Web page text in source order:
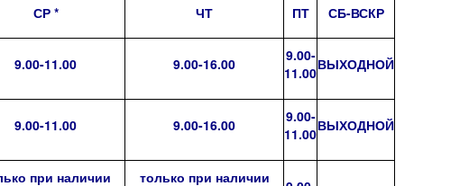
СР * ЧТ ПТ СБ-ВСКР
9.00-11.00 9.00-16.00
9.00-
11.00ВЫХОДНОЙ
9.00-11.00 9.00-16.00
9.00-
11.00ВЫХОДНОЙ
при наличии
только при наличии